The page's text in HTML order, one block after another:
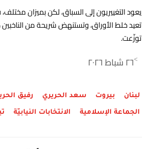
يعود التغييريون إلى السباق، لكن بميزان
تعيد خلط الأوراق، وتستنهض شريحة من
توزّعت.
>٢٦ شباط ٢٠٢٦
لبنان بيروت سعد الحريري رفيق
الجماعة الإسلامية الانتخابات النيابيّة